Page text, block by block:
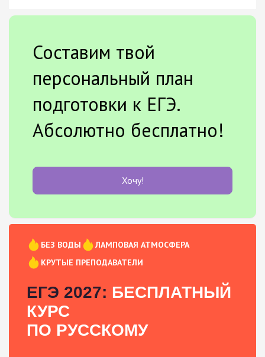
Составим твой
персональный план
подготовки к ЕГЭ.
Абсолютно бесплатно!
Хочу!
БЕЗ ВОДЫ
ЛАМПОВАЯ АТМОСФЕРА
КРУТЫЕ ПРЕПОДАВАТЕЛИ
ЕГЭ 2027: БЕСПЛАТНЫЙ
КУРС
ПО РУССКОМУ